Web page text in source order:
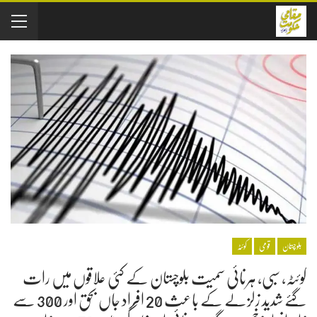
بلوچستان قومی کوئٹہ
کوئٹہ، سبی، ہرنائی سمیت بلوچستان کے کئی علاقوں میں رات
گئے شدید زلزلے کے باعث 20 افراد جاں بحق اور 300 سے